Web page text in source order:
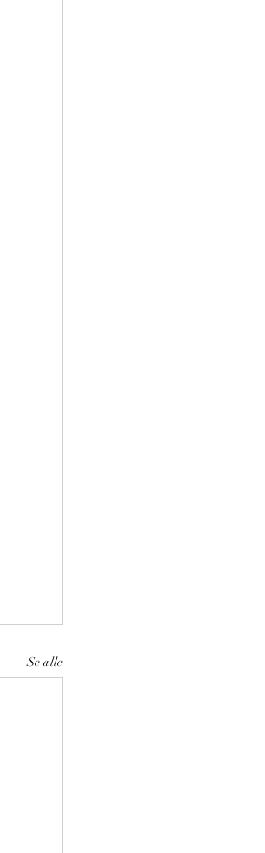
Se alle